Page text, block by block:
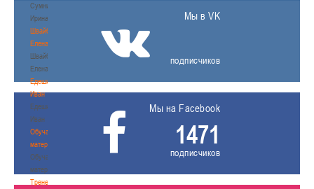
Сумникова
Ирина
Швайбович
Елена
Швайбович
Елена
Едешко
Иван
Едешко
Иван
Обучающие
материалы
Обучающие
материалы
Тренерам
Мы в VK
подписчиков
Мы на Facebook
1471
подписчиков